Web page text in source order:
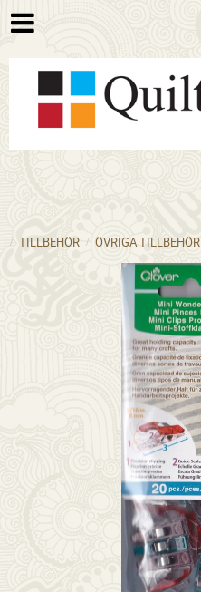
TILLBEHÖR ÖVRIGA TILLBEHÖR